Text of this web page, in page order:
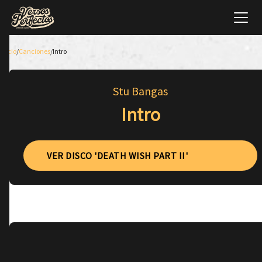
Inicio/Canciones/Intro
Stu Bangas
Intro
VER DISCO 'DEATH WISH PART II'